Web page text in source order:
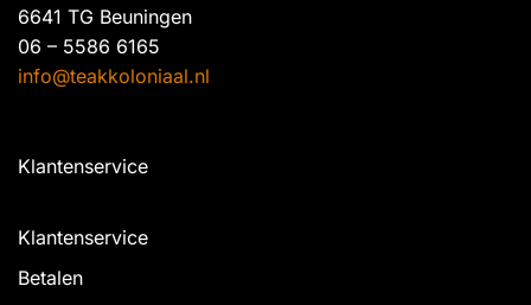
6641 TG Beuningen
06 – 5586 6165
info@teakkoloniaal.nl
Klantenservice
Klantenservice
Betalen